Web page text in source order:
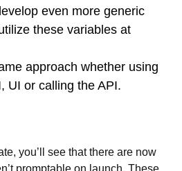
even more generic
these variables at
approach whether using
UI or calling the API.
you’ll see that there are now
promptable on launch. These